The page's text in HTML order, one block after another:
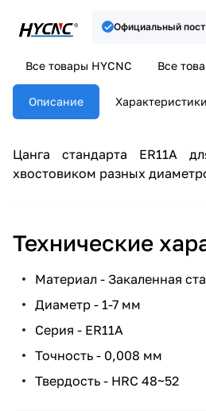
Официальный
Все товары HYCNC Все
Описание Характеристики
Цанга стандарта ER11A
хвостовиком разных
Технические
Материал - Закаленная
Диаметр - 1-7 мм
Серия - ER11A
Точность - 0,008 мм
Твердость - HRC 48~52